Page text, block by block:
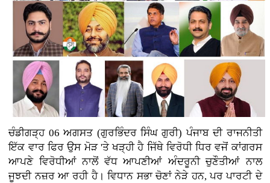
ਚੰਡੀਗੜ੍ਹ 06 ਅਗਸਤ (ਗੁਰਭਿੰਦਰ ਸਿੰਘ ਗੁਰੀ)ਪੰਜਾਬ ਦੀ ਰਾਜਨੀਤੀ
ਇੱਕ ਵਾਰ ਫਿਰ ਉਸ ਮੋੜ 'ਤੇ ਖੜ੍ਹੀ ਹੈ ਜਿੱਥੇ ਵਿਰੋਧੀ ਧਿਰ ਵਜੋਂ ਕਾਂਗਰਸ
ਆਪਣੇ ਵਿਰੋਧੀਆਂ ਨਾਲੋਂ ਵੱਧ ਆਪਣੀਆਂ ਅੰਦਰੂਨੀ ਚੁਣੌਤੀਆਂ ਨਾਲ
ਜੂਝਦੀ ਨਜ਼ਰ ਆ ਰਹੀ ਹੈ। ਵਿਧਾਨ ਸਭਾ ਚੋਣਾਂ ਨੇੜੇ ਹਨ, ਪਰ ਪਾਰਟੀ ਦੇ